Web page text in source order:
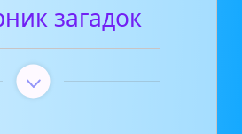
загадок